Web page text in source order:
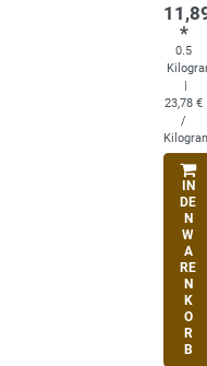
*
0.5
|
23,78 €
/
IN
DE
N
W
A
RE
N
K
O
R
B